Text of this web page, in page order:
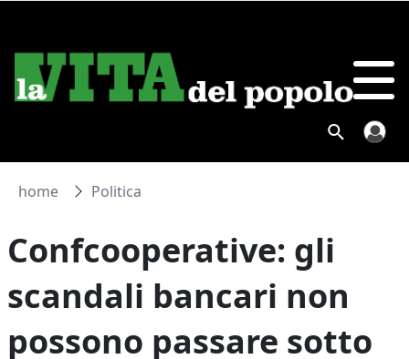
home Politica
Confcooperative: gli
scandali bancari non
possono passare sotto